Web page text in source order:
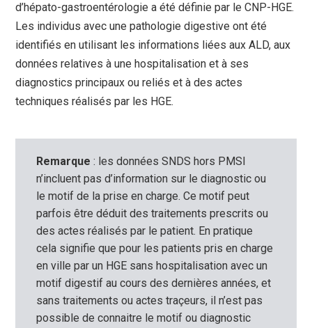
d’hépato-gastroentérologie a été définie par le CNP-HGE.
Les individus avec une pathologie digestive ont été
identifiés en utilisant les informations liées aux ALD, aux
données relatives à une hospitalisation et à ses
diagnostics principaux ou reliés et à des actes
techniques réalisés par les HGE.
Remarque : les données SNDS hors PMSI
n’incluent pas d’information sur le diagnostic ou
le motif de la prise en charge. Ce motif peut
parfois être déduit des traitements prescrits ou
des actes réalisés par le patient. En pratique
cela signifie que pour les patients pris en charge
en ville par un HGE sans hospitalisation avec un
motif digestif au cours des dernières années, et
sans traitements ou actes traçeurs, il n’est pas
possible de connaitre le motif ou diagnostic